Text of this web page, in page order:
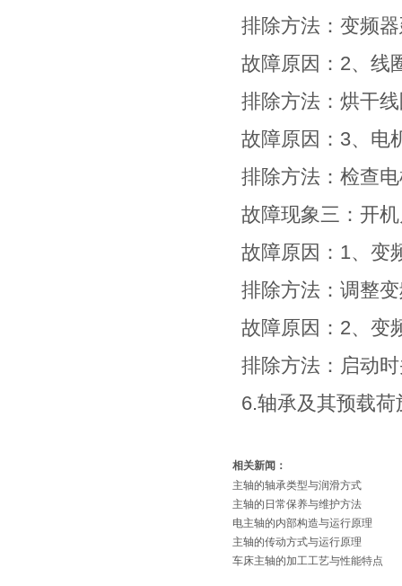
排除方法：变频
故障原因：2、线
排除方法：烘干
故障原因：3、电
排除方法：检查
故障现象三：开
故障原因：1、变
排除方法：调整
故障原因：2、变
排除方法：启动
6.轴承及其预载
相关新闻：
主轴的轴承类型与润滑方式
主轴的日常保养与维护方法
电主轴的内部构造与运行原理
主轴的传动方式与运行原理
车床主轴的加工工艺与性能特点